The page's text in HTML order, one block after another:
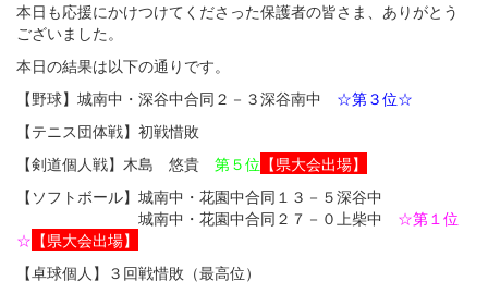
本日も応援にかけつけてくださった保護者の皆さま、ありがとう
ございました。
本日の結果は以下の通りです。
【野球】城南中・深谷中合同２－３深谷南中 ☆第３位☆
【テニス団体戦】初戦惜敗
【剣道個人戦】木島 悠貴 第５位 【県大会出場】
【ソフトボール】城南中・花園中合同１３－５深谷中
城南中・花園中合同２７－０上柴中 ☆第１位
☆ 【県大会出場】
【卓球個人】３回戦惜敗（最高位）